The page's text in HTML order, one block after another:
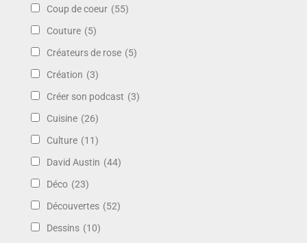
Coup de coeur (55)
Couture (5)
Créateurs de rose (5)
Création (3)
Créer son podcast (3)
Cuisine (26)
Culture (11)
David Austin (44)
Déco (23)
Découvertes (52)
Dessins (10)